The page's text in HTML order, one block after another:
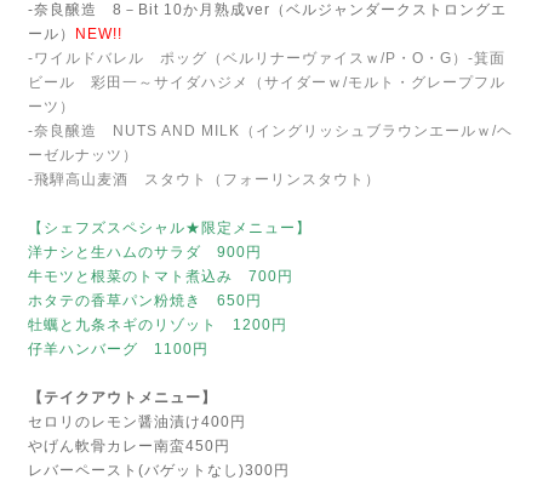
-奈良醸造 8－Bit 10か月熟成ver（ベルジャンダークストロングエ
ール）
NEW!!
-ワイルドバレル ポッグ（ベルリナーヴァイスｗ/P・O・G） -箕面
ビール 彩田一～サイダハジメ（サイダーｗ/モルト・グレープフル
ーツ）
-奈良醸造 NUTS AND MILK（イングリッシュブラウンエールｗ/ヘ
ーゼルナッツ）
-飛騨高山麦酒 スタウト（フォーリンスタウト）
【シェフズスペシャル★限定メニュー】
洋ナシと生ハムのサラダ 900円
牛モツと根菜のトマト煮込み 700円
ホタテの香草パン粉焼き 650円
牡蠣と九条ネギのリゾット 1200円
仔羊ハンバーグ 1100円
【テイクアウトメニュー】
セロリのレモン醤油漬け400円
やげん軟骨カレー南蛮450円
レバーペースト(バゲットなし)300円